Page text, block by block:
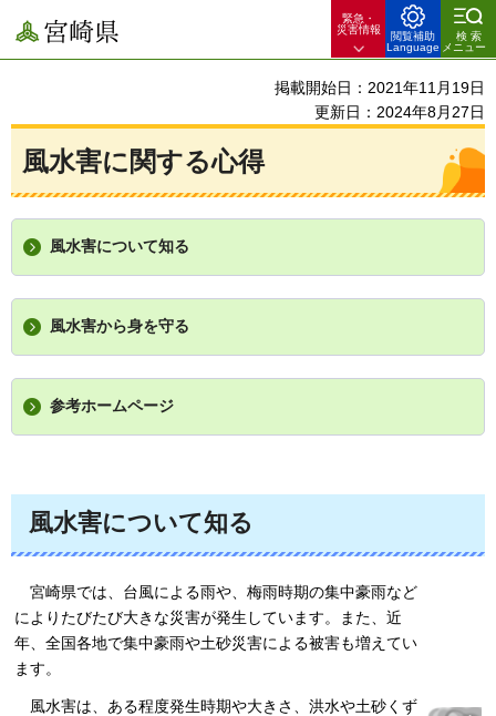
宮崎県
緊急・
災害情報
閲覧補助
Language
検索
メニュー
掲載開始日：2021年11月19日
更新日：2024年8月27日
風水害に関する心得
風水害について知る
風水害から身を守る
参考ホームページ
風水害について知る
宮崎県では、台風による雨や、梅雨時期の集中豪雨など
によりたびたび大きな災害が発生しています。また、近
年、全国各地で集中豪雨や土砂災害による被害も増えてい
ます。
風水害は、ある程度発生時期や大きさ、洪水や土砂くず